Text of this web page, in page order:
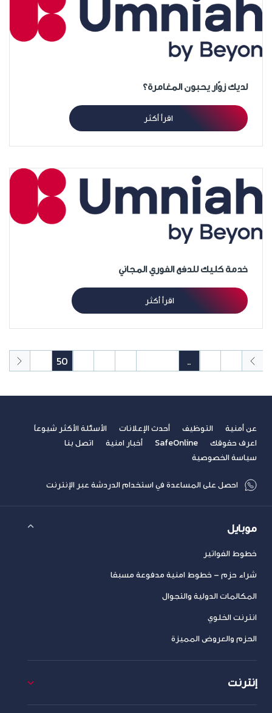
لديك زوّار يحبون المغامرة؟
اقرأ أكثر
خدمة كليك للدفع الفوري المجاني
اقرأ أكثر
..
50
عن أمنية التوظيف أحدث الإعلانات
الأسئلة الأكثر شيوعاً
اعرف حقوقك
SafeOnline أخبار امنية
اتصل بنا
سياسة الخصوصية
احصل على المساعدة في استخدام الدردشة عبر الإنترنت
موبايل
خطوط الفواتير
شراء حزم – خطوط امنية مدفوعة مسبقا
المكالمات الدولية والتجوال
انترنت الخلوي
الحزم والعروض المميزة
إنترنت